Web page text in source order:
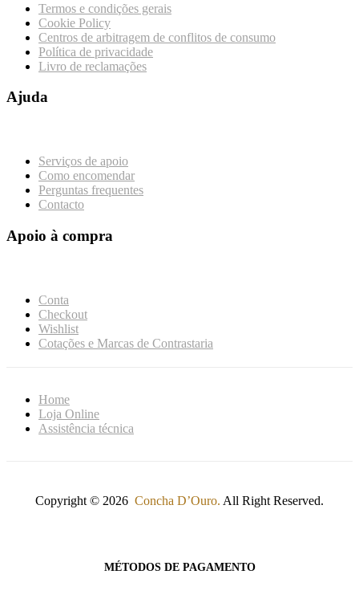
Termos e condições gerais
Cookie Policy
Centros de arbitragem de conflitos de consumo
Política de privacidade
Livro de reclamações
Ajuda
Serviços de apoio
Como encomendar
Perguntas frequentes
Contacto
Apoio à compra
Conta
Checkout
Wishlist
Cotações e Marcas de Contrastaria
Home
Loja Online
Assistência técnica
Copyright © 2026 Concha D’Ouro. All Right Reserved.
MÉTODOS DE PAGAMENTO